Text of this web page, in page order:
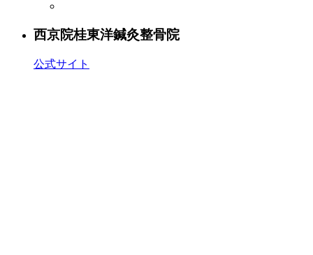
西京院桂東洋鍼灸整骨院
公式サイト